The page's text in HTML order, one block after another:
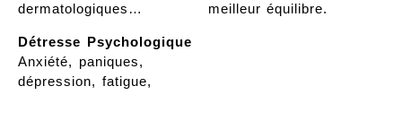
dermatologiques…
Détresse Psychologique
Anxiété, paniques,
dépression, fatigue,
meilleur équilibre.